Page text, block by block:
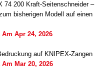
74 200 Kraft-Seitenschneider –
bisherigen Modell auf einen
Am Apr 24, 2026
auf KNIPEX-Zangen
Am Mar 20, 2026